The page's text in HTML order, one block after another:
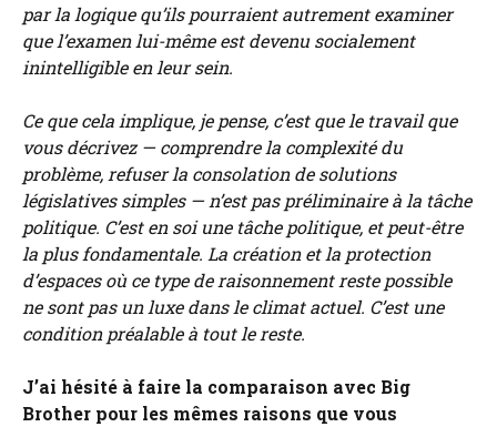
par la logique qu’ils pourraient autrement examiner
que l’examen lui-même est devenu socialement
inintelligible en leur sein.
Ce que cela implique, je pense, c’est que le travail que
vous décrivez — comprendre la complexité du
problème, refuser la consolation de solutions
législatives simples — n’est pas préliminaire à la tâche
politique. C’est en soi une tâche politique, et peut-être
la plus fondamentale. La création et la protection
d’espaces où ce type de raisonnement reste possible
ne sont pas un luxe dans le climat actuel. C’est une
condition préalable à tout le reste.
J’ai hésité à faire la comparaison avec Big
Brother pour les mêmes raisons que vous